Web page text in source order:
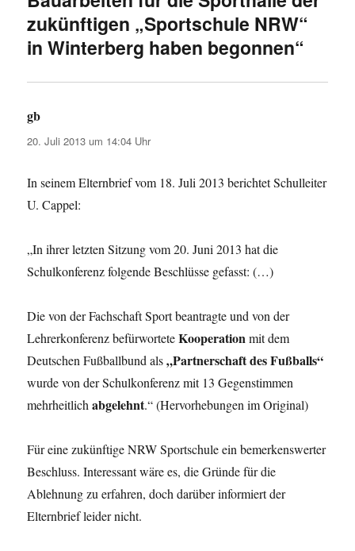
zukünftigen „Sportschule NRW“
in Winterberg haben begonnen“
gb
20. Juli 2013 um 14:04 Uhr
In seinem Elternbrief vom 18. Juli 2013 berichtet Schulleiter
U. Cappel:
„In ihrer letzten Sitzung vom 20. Juni 2013 hat die
Schulkonferenz folgende Beschlüsse gefasst: (…)
Die von der Fachschaft Sport beantragte und von der
Lehrerkonferenz befürworteteKooperationmit dem
Deutschen Fußballbund als„Partnerschaft des Fußballs“
wurde von der Schulkonferenz mit 13 Gegenstimmen
mehrheitlichabgelehnt.“ (Hervorhebungen im Original)
Für eine zukünftige NRW Sportschule ein bemerkenswerter
Beschluss. Interessant wäre es, die Gründe für die
Ablehnung zu erfahren, doch darüber informiert der
Elternbrief leider nicht.